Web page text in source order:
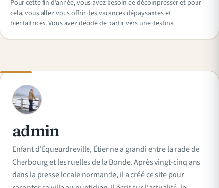
Pour cette fin d’année, vous avez besoin de décompresser et pour
cela, vous allez vous offrir des vacances dépaysantes et
bienfaitrices. Vous avez décidé de partir vers une destina
A
admin
Enfant d'Équeurdreville, Étienne a grandi entre la rade de
Cherbourg et les ruelles de la Bonde. Après vingt-cinq ans
dans la presse locale normande, il a créé ce site pour